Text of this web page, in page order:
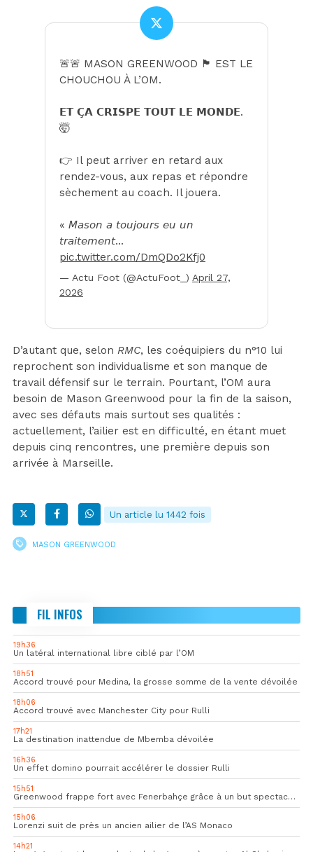
🚨🚨 MASON GREENWOOD 🏴󠁧󠁢󠁥󠁮󠁧󠁿 EST LE
CHOUCHOU À L’OM.
𝗘𝗧 𝗖̧𝗔 𝗖𝗥𝗜𝗦𝗣𝗘 𝗧𝗢𝗨𝗧 𝗟𝗘 𝗠𝗢𝗡𝗗𝗘.
🤯
👉 Il peut arriver en retard aux
rendez-vous, aux repas et répondre
sèchement au coach. Il jouera.
« 𝘔𝘢𝘴𝘰𝘯 𝘢 𝘵𝘰𝘶𝘫𝘰𝘶𝘳𝘴 𝘦𝘶 𝘶𝘯
𝘵𝘳𝘢𝘪𝘵𝘦𝘮𝘦𝘯𝘵…
pic.twitter.com/DmQDo2Kfj0
— Actu Foot (@ActuFoot_) April 27,
2026
D’autant que, selon RMC, les coéquipiers du n°10 lui
reprochent son individualisme et son manque de
travail défensif sur le terrain. Pourtant, l’OM aura
besoin de Mason Greenwood pour la fin de la saison,
avec ses défauts mais surtout ses qualités :
actuellement, l’ailier est en difficulté, en étant muet
depuis cinq rencontres, une première depuis son
arrivée à Marseille.
Un article lu 1442 fois
MASON GREENWOOD
FIL INFOS
19h36
Un latéral international libre ciblé par l’OM
18h51
Accord trouvé pour Medina, la grosse somme de la vente dévoilée
18h06
Accord trouvé avec Manchester City pour Rulli
17h21
La destination inattendue de Mbemba dévoilée
16h36
Un effet domino pourrait accélérer le dossier Rulli
15h51
Greenwood frappe fort avec Fenerbahçe grâce à un but spectaculaire
15h06
Lorenzi suit de près un ancien ailier de l’AS Monaco
14h21